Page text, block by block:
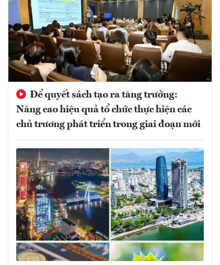
Để quyết sách tạo ra tăng trưởng:
Nâng cao hiệu quả tổ chức thực hiện các
chủ trương phát triển trong giai đoạn mới